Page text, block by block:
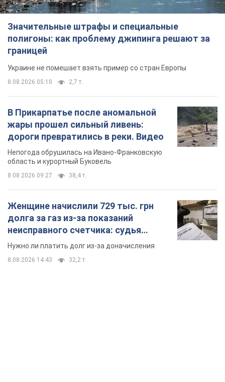
Значительные штрафы и специальные
полигоны: как проблему джипинга решают за
границей
Украине не помешает взять пример со стран Европы
8.08.2026 05:10 2,7 т.
В Прикарпатье после аномальной
жары прошел сильный ливень:
дороги превратились в реки. Видео
Непогода обрушилась на Ивано-Франковскую
область и курортный Буковель
8.08.2026 09:27 38,4 т.
Женщине начислили 729 тыс. грн
долга за газ из-за показаний
неисправного счетчика: судья
вынес неожиданное решение
Нужно ли платить долг из-за доначисления
8.08.2026 14:43 32,2 т.